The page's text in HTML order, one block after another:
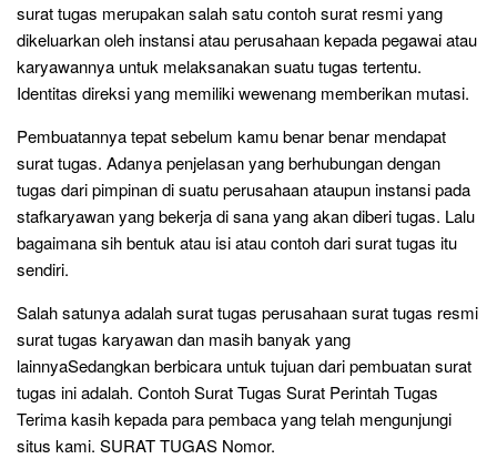
surat tugas merupakan salah satu contoh surat resmi yang
dikeluarkan oleh instansi atau perusahaan kepada pegawai atau
karyawannya untuk melaksanakan suatu tugas tertentu.
Identitas direksi yang memiliki wewenang memberikan mutasi.
Pembuatannya tepat sebelum kamu benar benar mendapat
surat tugas. Adanya penjelasan yang berhubungan dengan
tugas dari pimpinan di suatu perusahaan ataupun instansi pada
stafkaryawan yang bekerja di sana yang akan diberi tugas. Lalu
bagaimana sih bentuk atau isi atau contoh dari surat tugas itu
sendiri.
Salah satunya adalah surat tugas perusahaan surat tugas resmi
surat tugas karyawan dan masih banyak yang
lainnyaSedangkan berbicara untuk tujuan dari pembuatan surat
tugas ini adalah. Contoh Surat Tugas Surat Perintah Tugas
Terima kasih kepada para pembaca yang telah mengunjungi
situs kami. SURAT TUGAS Nomor.